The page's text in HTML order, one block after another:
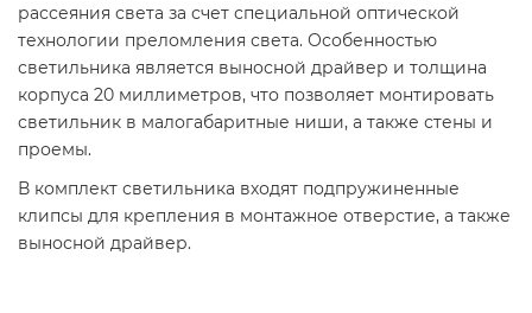
рассеяния света за счет специальной оптической
технологии преломления света. Особенностью
светильника является выносной драйвер и толщина
корпуса 20 миллиметров, что позволяет монтировать
светильник в малогабаритные ниши, а также стены и
проемы.
В комплект светильника входят подпружиненные
клипсы для крепления в монтажное отверстие, а также
выносной драйвер.